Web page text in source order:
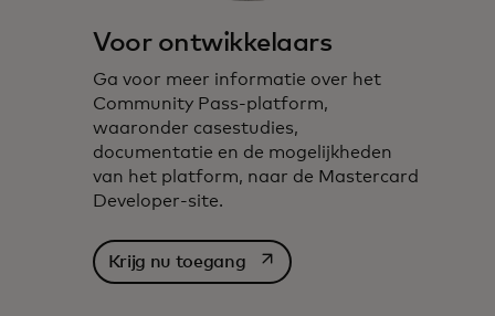
Voor ontwikkelaars
Ga voor meer informatie over het
Community Pass-platform,
waaronder casestudies,
documentatie en de mogelijkheden
van het platform, naar de Mastercard
Developer-site.
Krijg nu toegangopens in a new tab